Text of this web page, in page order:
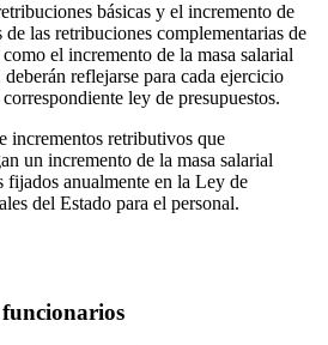
básicas y el incremento de
de las retribuciones complementarias de
el incremento de la masa salarial
reflejarse para cada ejercicio
ley de presupuestos.
incrementos retributivos que
un incremento de la masa salarial
fijados anualmente en la Ley de
del Estado para el personal.